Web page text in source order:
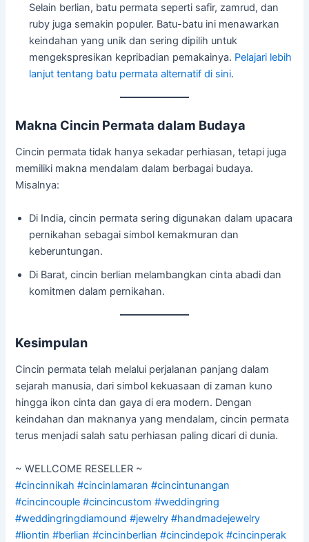
Selain berlian, batu permata seperti safir, zamrud, dan
ruby juga semakin populer. Batu-batu ini menawarkan
keindahan yang unik dan sering dipilih untuk
mengekspresikan kepribadian pemakainya. Pelajari lebih
lanjut tentang batu permata alternatif di sini.
Makna Cincin Permata dalam Budaya
Cincin permata tidak hanya sekadar perhiasan, tetapi juga
memiliki makna mendalam dalam berbagai budaya.
Misalnya:
Di India, cincin permata sering digunakan dalam upacara
pernikahan sebagai simbol kemakmuran dan
keberuntungan.
Di Barat, cincin berlian melambangkan cinta abadi dan
komitmen dalam pernikahan.
Kesimpulan
Cincin permata telah melalui perjalanan panjang dalam
sejarah manusia, dari simbol kekuasaan di zaman kuno
hingga ikon cinta dan gaya di era modern. Dengan
keindahan dan maknanya yang mendalam, cincin permata
terus menjadi salah satu perhiasan paling dicari di dunia.
~ WELLCOME RESELLER ~
#cincinnikah #cincinlamaran #cincintunangan
#cincincouple #cincincustom #weddingring
#weddingringdiamound #jewelry #handmadejewelry
#liontin #berlian #cincinberlian #cincindepok #cincinperak